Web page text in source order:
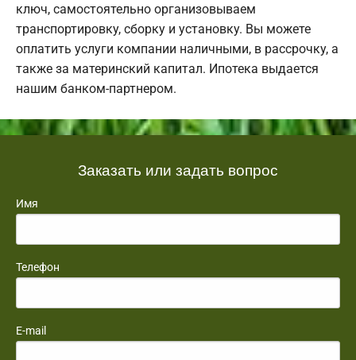
ключ, самостоятельно организовываем
транспортировку, сборку и установку. Вы можете
оплатить услуги компании наличными, в рассрочку, а
также за материнский капитал. Ипотека выдается
нашим банком-партнером.
Заказать или задать вопрос
Имя
Телефон
E-mail